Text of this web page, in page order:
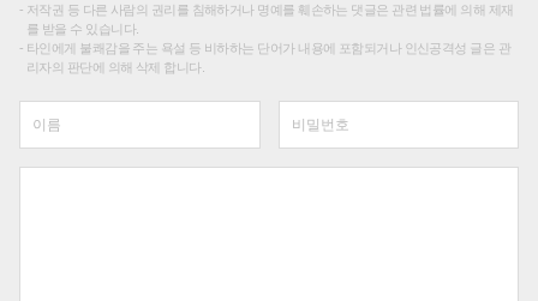
저작권 등 다른 사람의 권리를 침해하거나 명예를 훼손하는 댓글은 관련 법률에 의해 제재
를 받을 수 있습니다.
타인에게 불쾌감을 주는 욕설 등 비하하는 단어가 내용에 포함되거나 인신공격성 글은 관
리자의 판단에 의해 삭제 합니다.